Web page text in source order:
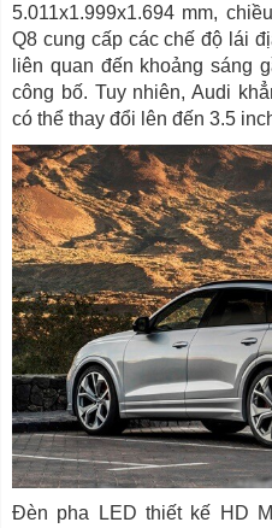
5.011x1.999x1.694 mm,
Q8 cung cấp các chế độ lái
liên quan đến khoảng sáng
công bố. Tuy nhiên, Audi
có thể thay đổi lên đến 3.5
Đèn pha LED thiết kế HD